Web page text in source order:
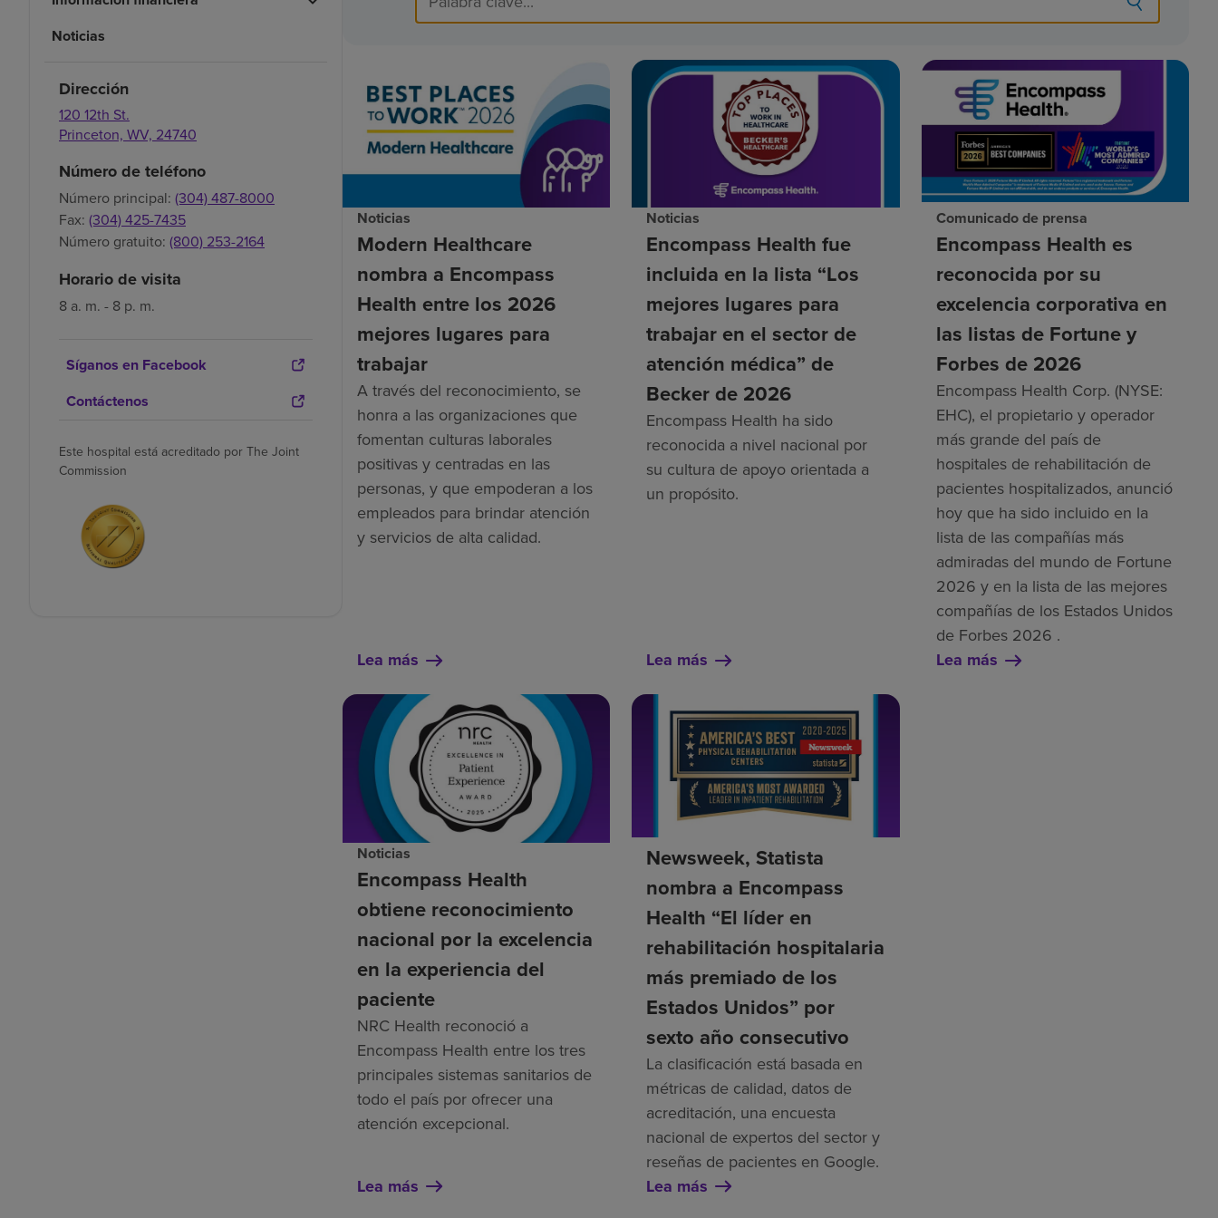
Noticias
Dirección
120 12th St.
Princeton, WV, 24740
Número de teléfono
Número principal: (304) 487-8000
Fax: (304) 425-7435
Número gratuito: (800) 253-2164
Horario de visita
8 a. m. - 8 p. m.
Síganos en Facebook
Contáctenos
Este hospital está acreditado por The Joint
Commission
Noticias
Modern Healthcare
nombra a Encompass
Health entre los 2026
mejores lugares para
trabajar
A través del reconocimiento, se
honra a las organizaciones que
fomentan culturas laborales
positivas y centradas en las
personas, y que empoderan a los
empleados para brindar atención
y servicios de alta calidad.
Lea más
Noticias
Encompass Health fue
incluida en la lista “Los
mejores lugares para
trabajar en el sector de
atención médica” de
Becker de 2026
Encompass Health ha sido
reconocida a nivel nacional por
su cultura de apoyo orientada a
un propósito.
Lea más
Comunicado de prensa
Encompass Health es
reconocida por su
excelencia corporativa en
las listas de Fortune y
Forbes de 2026
Encompass Health Corp. (NYSE:
EHC), el propietario y operador
más grande del país de
hospitales de rehabilitación de
pacientes hospitalizados, anunció
hoy que ha sido incluido en la
lista de las compañías más
admiradas del mundo de Fortune
2026 y en la lista de las mejores
compañías de los Estados Unidos
de Forbes 2026 .
Lea más
Noticias
Encompass Health
obtiene reconocimiento
nacional por la excelencia
en la experiencia del
paciente
NRC Health reconoció a
Encompass Health entre los tres
principales sistemas sanitarios de
todo el país por ofrecer una
atención excepcional.
Lea más
Newsweek, Statista
nombra a Encompass
Health “El líder en
rehabilitación hospitalaria
más premiado de los
Estados Unidos” por
sexto año consecutivo
La clasificación está basada en
métricas de calidad, datos de
acreditación, una encuesta
nacional de expertos del sector y
reseñas de pacientes en Google.
Lea más